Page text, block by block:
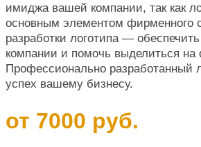
имиджа вашей компании, так как
основным элементом фирменного
разработки логотипа —
компании и помочь выделиться на
Профессионально разработанный
успех вашему бизнесу.
от 7000 руб.